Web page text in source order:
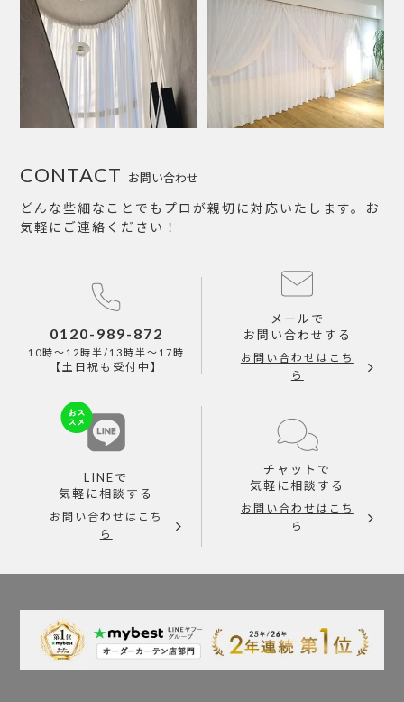
お問い合わせ
CONTACT
どんな些細なことでもプロが親切に対応いたします。お
気軽にご連絡ください！
0120-989-872
10時～12時半/13時半～17時
【土日祝も受付中】
メールで
お問い合わせする
お問い合わせはこち
ら
LINEで
気軽に相談する
お問い合わせはこち
ら
チャットで
気軽に相談する
お問い合わせはこち
ら